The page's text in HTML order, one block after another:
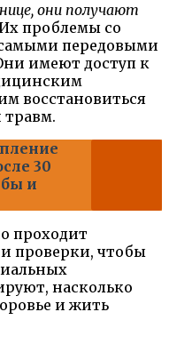
они получают
проблемы со
передовыми
имеют доступ к
восстановиться
травм.
30
и
проходит
проверки, чтобы
насколько
и жить